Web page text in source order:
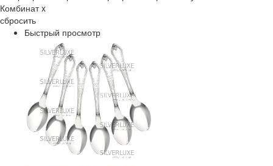
Комбинат x
сбросить
Быстрый просмотр